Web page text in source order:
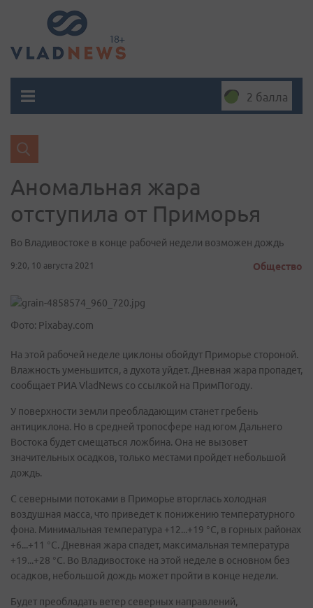
2 балла
Аномальная жара
отступила от Приморья
Во Владивостоке в конце рабочей недели возможен дождь
9:20, 10 августа 2021 Общество
Фото: Pixabay.com
На этой рабочей неделе циклоны обойдут Приморье стороной.
Влажность уменьшится, а духота уйдет. Дневная жара пропадет,
сообщает РИА VladNews со ссылкой на ПримПогоду.
У поверхности земли преобладающим станет гребень
антициклона. Но в средней тропосфере над югом Дальнего
Востока будет смещаться ложбина. Она не вызовет
значительных осадков, только местами пройдет небольшой
дождь.
С северными потоками в Приморье вторглась холодная
воздушная масса, что приведет к понижению температурного
фона. Минимальная температура +12...+19 °С, в горных районах
+6...+11 °С. Дневная жара спадет, максимальная температура
+19...+28 °С. Во Владивостоке на этой неделе в основном без
осадков, небольшой дождь может пройти в конце недели.
Будет преобладать ветер северных направлений,